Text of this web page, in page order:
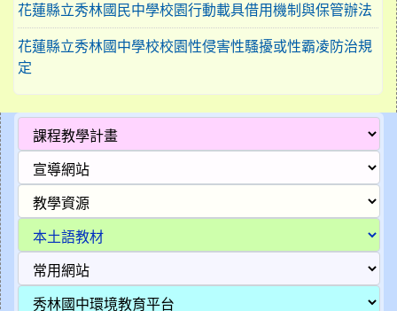
花蓮縣立秀林國民中學校園行動載具借用機制與保管辦法
花蓮縣立秀林國中學校校園性侵害性騷擾或性霸凌防治規
定